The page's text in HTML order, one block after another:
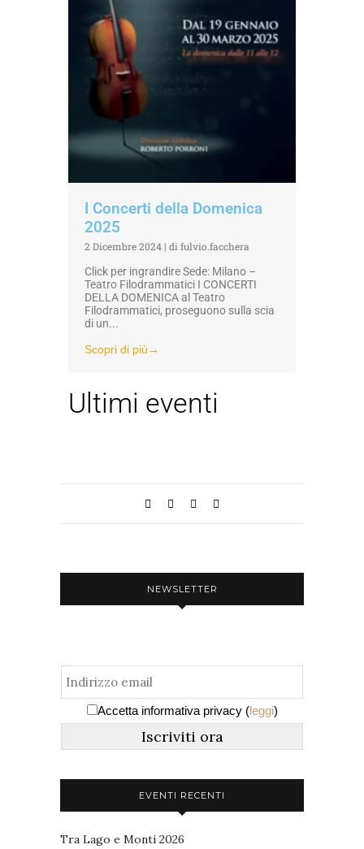
I Concerti della Domenica
2025
2 Dicembre 2024 | di fulvio.facchera
Click per ingrandire Sede: Milano –
Teatro Filodrammatici I CONCERTI
DELLA DOMENICA al Teatro
Filodrammatici, proseguono sulla scia
di un...
Scopri di più→
Ultimi eventi
NEWSLETTER
Accetta informativa privacy (leggi)
EVENTI RECENTI
Tra Lago e Monti 2026